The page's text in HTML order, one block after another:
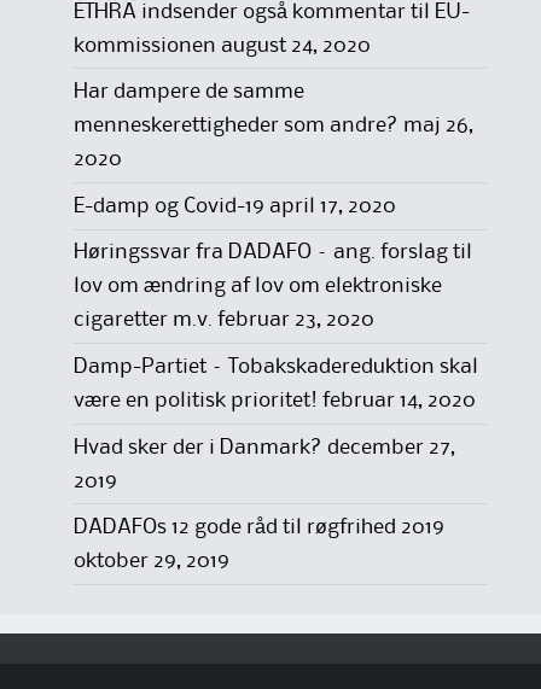
ETHRA indsender også kommentar til EU-
kommissionen august 24, 2020
Har dampere de samme
menneskerettigheder som andre? maj 26,
2020
E-damp og Covid-19 april 17, 2020
Høringssvar fra DADAFO – ang. forslag til
lov om ændring af lov om elektroniske
cigaretter m.v. februar 23, 2020
Damp-Partiet – Tobakskadereduktion skal
være en politisk prioritet! februar 14, 2020
Hvad sker der i Danmark? december 27,
2019
DADAFOs 12 gode råd til røgfrihed 2019
oktober 29, 2019